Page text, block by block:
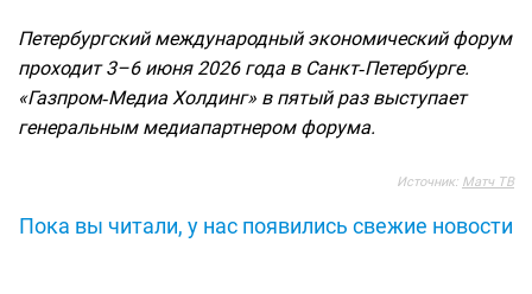
Петербургский международный экономический форум
проходит 3–6 июня 2026 года в Санкт‑Петербурге.
«Газпром‑Медиа Холдинг» в пятый раз выступает
генеральным медиапартнером форума.
Источник: Матч ТВ
Пока вы читали, у нас появились свежие новости